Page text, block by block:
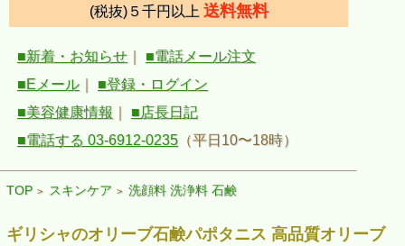
(税抜)５千円以上 送料無料
■新着・お知らせ
■電話メール注文
■Eメール
■登録・ログイン
■美容健康情報
■店長日記
■電話する 03-6912-0235 （平日10〜18時）
TOP > スキンケア > 洗顔料 洗浄料 石鹸
ギリシャのオリーブ石鹸パポタニス 高品質オリーブ